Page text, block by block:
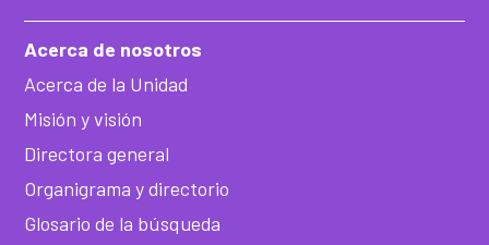
Acerca de nosotros
Acerca de la Unidad
Misión y visión
Directora general
Organigrama y directorio
Glosario de la búsqueda